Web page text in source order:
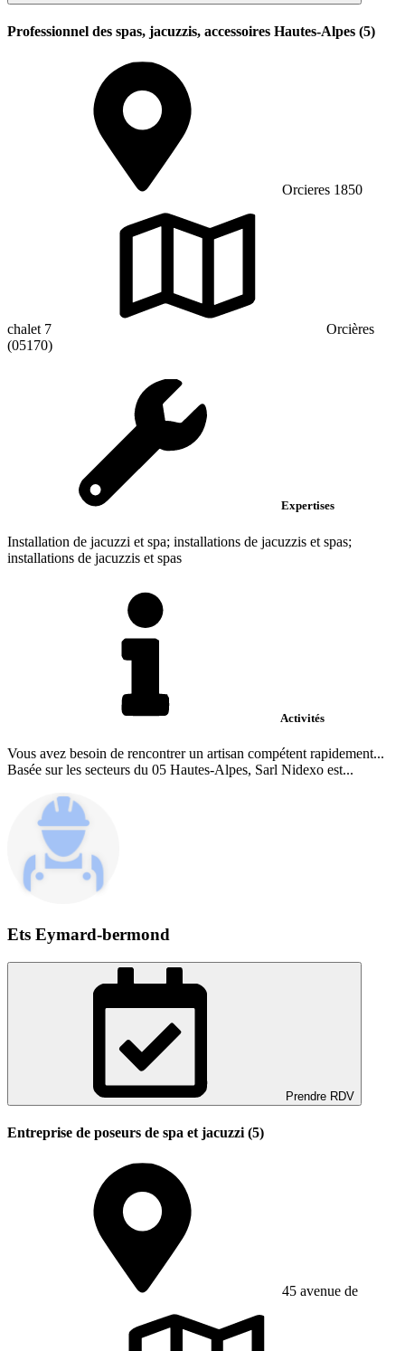
Professionnel des spas, jacuzzis, accessoires Hautes-Alpes (5)
Orcieres 1850
chalet 7
Orcières
(05170)
Expertises
Installation de jacuzzi et spa; installations de jacuzzis et spas;
installations de jacuzzis et spas
Activités
Vous avez besoin de rencontrer un artisan compétent rapidement...
Basée sur les secteurs du 05 Hautes-Alpes, Sarl Nidexo est...
Ets Eymard-bermond
Prendre RDV
Entreprise de poseurs de spa et jacuzzi (5)
45 avenue de